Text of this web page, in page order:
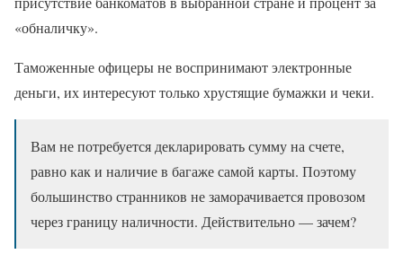
«обналичку».
Таможенные офицеры не воспринимают электронные
деньги, их интересуют только хрустящие бумажки и чеки.
Вам не потребуется декларировать сумму на счете,
равно как и наличие в багаже самой карты. Поэтому
большинство странников не заморачивается провозом
через границу наличности. Действительно — зачем?